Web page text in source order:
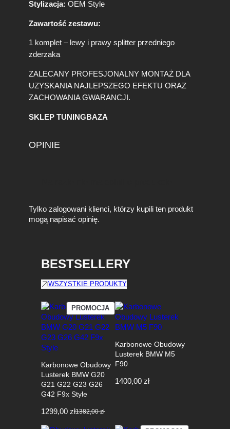
4
8
2
8
3
O
E
M
t
l
Stylizacja: OEM Style
Zawartość zestawu:
1 komplet – lewy i prawy splitter przedniego
zderzaka
ZALECANY PROFESJONALNY MONTAŻ DLA
UZYSKANIA NAJLEPSZEGO EFEKTU ORAZ
ZACHOWANIA GWARANCJI.
SKLEP TUNINGBAZA
OPINIE
Tylko zalogowani klienci, którzy kupili ten produkt
mogą napisać opinię.
BESTSELLERY
WSZYSTKIE PRODUKTY
PROMOCJAPRODUKT
W
PROMOCJI
Karbonowe Obudowy
Lusterek BMW G20
G21 G22 G23 G26
G42 F9x Style
1382,00zł
Pierwotna
cena
1299,00 zł
Aktualna
cena
Karbonowe Obudowy
Lusterek BMW M5
F90
1400,00 zł